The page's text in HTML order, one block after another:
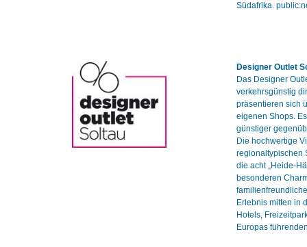
Südafrika.
Designer Outlet
Das Designer
verkehrsgünstig
präsentieren sich
eigenen Shops.
günstiger
Die hochwertige
regionaltypischen
die acht „Heide-
besonderen
Erlebnis mitten in
Hotels,
Europas